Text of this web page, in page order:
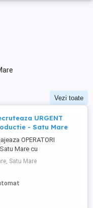
Vezi toate
URGENT
- Satu Mare
OPERATORI
Mare cu
3 schimburi.
principale: - asamblarea
si electronice
de lucru; -
Satu Mare